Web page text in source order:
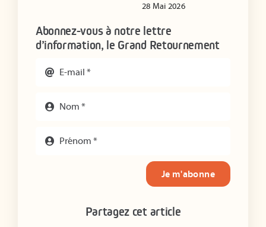
28 Mai 2026
Abonnez-vous à notre lettre
d’information, le Grand Retournement
Je m'abonne
Partagez cet article